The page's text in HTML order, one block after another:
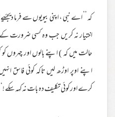
کہ ’’ اے نبی ، اپنی بیویوں سے فرما
اختیار نہ کریں جب وہ کسی ضرورت
حالت میں کہ ) اپنے بالوں اور چہروں
اپنے اوپر اوڑھ لیں تاکہ کوئی فاسق
کرے اور کوئی تکلیف دہ بات نہ کہہ سکے !‘‘